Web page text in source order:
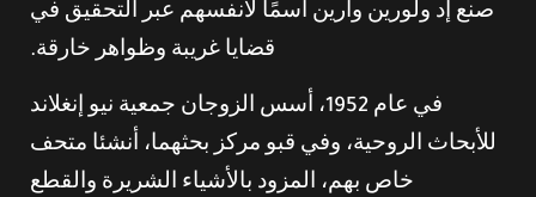
صنع إد ولورين وارين اسمًا لأنفسهم عبر التحقيق في
قضايا غريبة وظواهر خارقة.
في عام 1952، أسس الزوجان جمعية نيو إنغلاند
للأبحاث الروحية، وفي قبو مركز بحثهما، أنشئا متحف
خاص بهم، المزود بالأشياء الشريرة والقطع